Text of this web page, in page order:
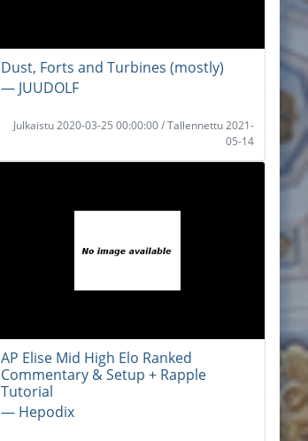
Dust, Forts and Turbines (mostly)
― JUUDOLF
Julkaistu 2020-03-25 00:00:00 / Tallennettu 2021-
05-14
AP Elise Mid High Elo Ranked
Commentary & Setup + Rapple
Tutorial
― Hepodix